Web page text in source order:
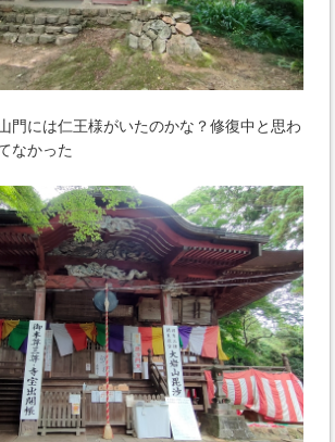
門には仁王様がいたのかな？修復中と思わ
なかった